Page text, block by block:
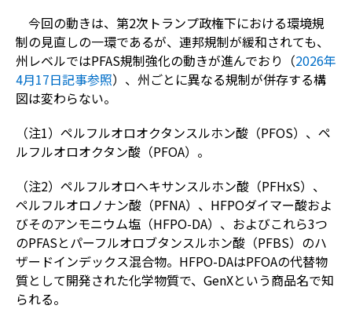
今回の動きは、第2次トランプ政権下における環境規
制の見直しの一環であるが、連邦規制が緩和されても、
州レベルではPFAS規制強化の動きが進んでおり（2026年
4月17日記事参照）、州ごとに異なる規制が併存する構
図は変わらない。
（注1）ペルフルオロオクタンスルホン酸（PFOS）、ペ
ルフルオロオクタン酸（PFOA）。
（注2）ペルフルオロヘキサンスルホン酸（PFHxS）、
ペルフルオロノナン酸（PFNA）、HFPOダイマー酸およ
びそのアンモニウム塩（HFPO-DA）、およびこれら3つ
のPFASとパーフルオロブタンスルホン酸（PFBS）のハ
ザードインデックス混合物。HFPO-DAはPFOAの代替物
質として開発された化学物質で、GenXという商品名で知
られる。